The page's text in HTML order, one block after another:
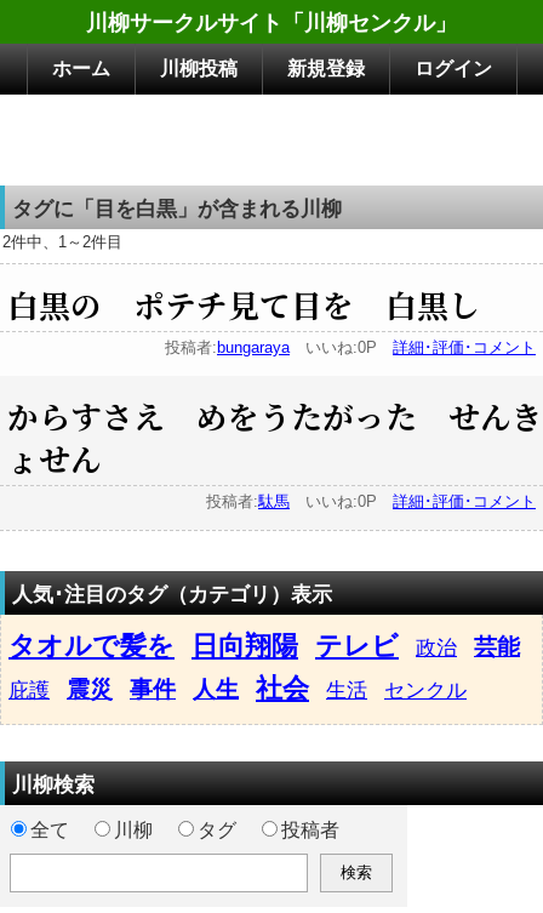
川柳サークルサイト「川柳センクル」
ホーム 川柳投稿 新規登録 ログイン
タグに「目を白黒」が含まれる川柳
2件中、1～2件目
白黒の ポテチ見て目を 白黒し
投稿者: bungarayaいいね:0P 詳細･評価･コメント
からすさえ めをうたがった せんき
ょせん
投稿者:駄馬 いいね:0P 詳細･評価･コメント
人気･注目のタグ（カテゴリ）表示
タオルで髪を 日向翔陽 テレビ 政治 芸能
庇護 震災 事件 人生 社会 生活 センクル
川柳検索
全て 川柳 タグ 投稿者